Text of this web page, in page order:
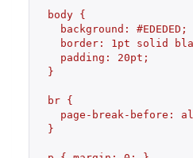
  body {
    background: #EDEDED;
border: 1pt solid
    padding: 20pt;
  }
  br {
page-break-before:
  }